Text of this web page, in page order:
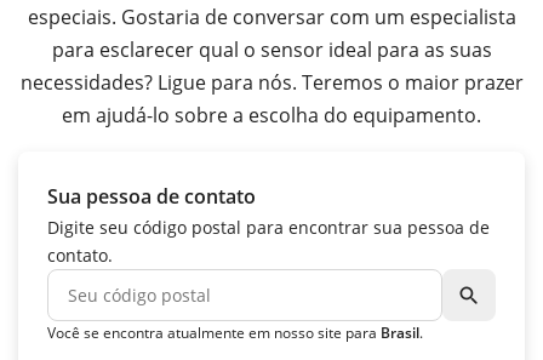
especiais. Gostaria de conversar com um especialista
para esclarecer qual o sensor ideal para as suas
necessidades? Ligue para nós. Teremos o maior prazer
em ajudá-lo sobre a escolha do equipamento.
Sua pessoa de contato
Digite seu código postal para encontrar sua pessoa de
contato.
search
Você se encontra atualmente em nosso site para Brasil.